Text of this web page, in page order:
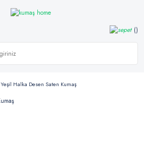
Yeşil Halka Desen Saten Kumaş